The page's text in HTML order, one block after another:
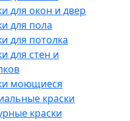
для окон и дверей
для пола
для потолка
для стен и
моющиеся
краски
краски